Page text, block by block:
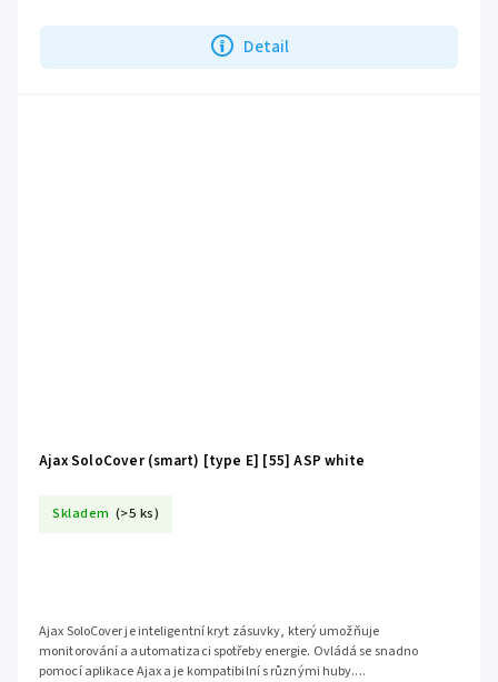
Detail
Ajax SoloCover (smart) [type E] [55] ASP white
Skladem (>5 ks)
Ajax SoloCover je inteligentní kryt zásuvky, který umožňuje
monitorování a automatizaci spotřeby energie. Ovládá se snadno
pomocí aplikace Ajax a je kompatibilní s různými huby....